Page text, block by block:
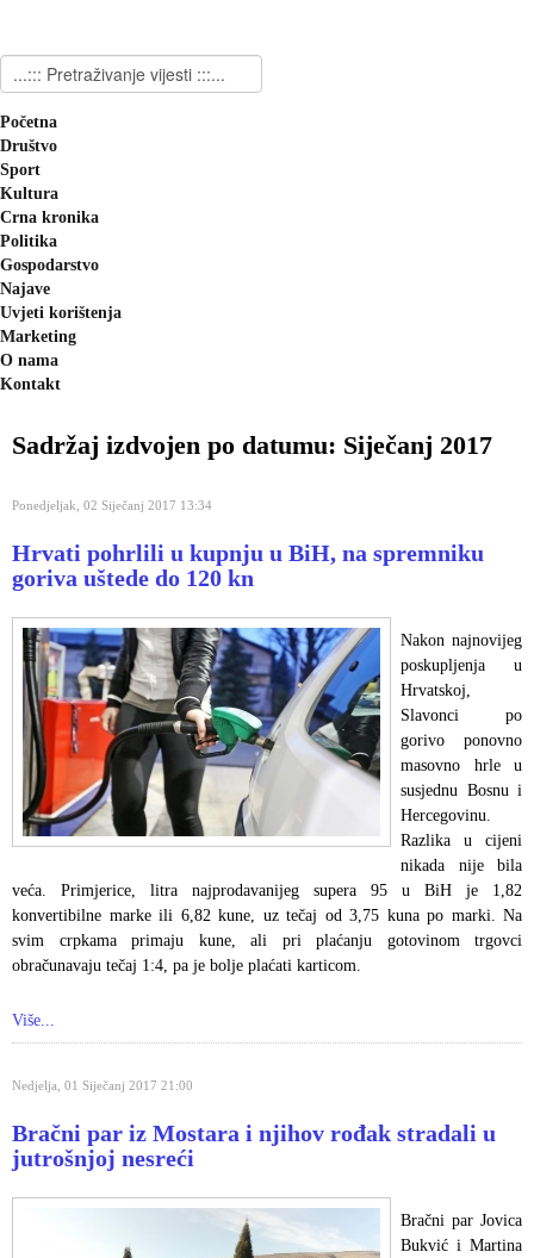
Početna
Društvo
Sport
Kultura
Crna kronika
Politika
Gospodarstvo
Najave
Uvjeti korištenja
Marketing
O nama
Kontakt
Sadržaj izdvojen po datumu: Siječanj 2017
Ponedjeljak, 02 Siječanj 2017 13:34
Hrvati pohrlili u kupnju u BiH, na spremniku
goriva uštede do 120 kn
Nakon najnovijeg
poskupljenja u
Hrvatskoj,
Slavonci po
gorivo ponovno
masovno hrle u
susjednu Bosnu i
Hercegovinu.
Razlika u cijeni
nikada nije bila
veća. Primjerice, litra najprodavanijeg supera 95 u BiH je 1,82
konvertibilne marke ili 6,82 kune, uz tečaj od 3,75 kuna po marki. Na
svim crpkama primaju kune, ali pri plaćanju gotovinom trgovci
obračunavaju tečaj 1:4, pa je bolje plaćati karticom.
Više...
Nedjelja, 01 Siječanj 2017 21:00
Bračni par iz Mostara i njihov rođak stradali u
jutrošnjoj nesreći
Bračni par Jovica
Bukvić i Martina